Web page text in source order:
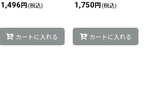
1,496 円 (税込)
カートに入れる
1,750円 (税込)
カートに入れる